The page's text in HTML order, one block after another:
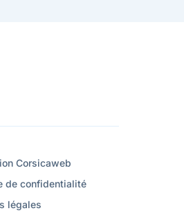
Corsicaweb
de confidentialité
légales